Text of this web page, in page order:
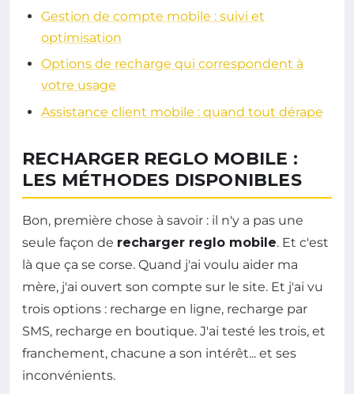
Gestion de compte mobile : suivi et
optimisation
Options de recharge qui correspondent à
votre usage
Assistance client mobile : quand tout dérape
RECHARGER REGLO MOBILE :
LES MÉTHODES DISPONIBLES
Bon, première chose à savoir : il n'y a pas une
seule façon de recharger reglo mobile. Et c'est
là que ça se corse. Quand j'ai voulu aider ma
mère, j'ai ouvert son compte sur le site. Et j'ai vu
trois options : recharge en ligne, recharge par
SMS, recharge en boutique. J'ai testé les trois, et
franchement, chacune a son intérêt... et ses
inconvénients.